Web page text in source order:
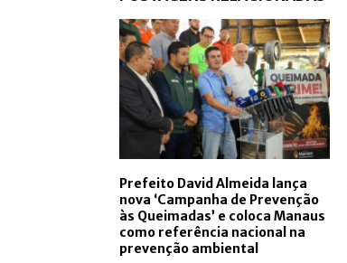
Prefeito David Almeida lança
nova ‘Campanha de Prevenção
às Queimadas’ e coloca Manaus
como referência nacional na
prevenção ambiental